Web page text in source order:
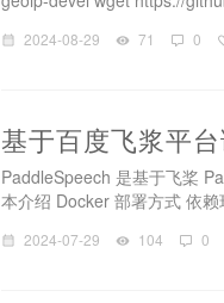
2024-08-29 71 0
基于百度飞浆平
PaddleSpeech 是基于飞桨
本介绍 Docker 部署方式 依
2024-07-29 104 0